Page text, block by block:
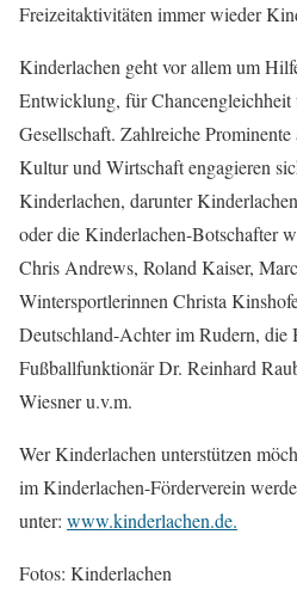
Freizeitaktivitäten immer wieder
Kinderlachen geht vor allem um
Entwicklung, für Chancengleichheit
Gesellschaft. Zahlreiche
Kultur und Wirtschaft engagieren
Kinderlachen, darunter
oder die Kinderlachen-Botschafter
Chris Andrews, Roland Kaiser,
Wintersportlerinnen Christa
Deutschland-Achter im Rudern, die
Fußballfunktionär Dr. Reinhard
Wiesner u.v.m.
Wer Kinderlachen unterstützen
im Kinderlachen-Förderverein
unter: www.kinderlachen.de.
Fotos: Kinderlachen